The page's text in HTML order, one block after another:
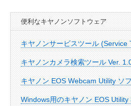
便利なキヤノンソフトウェア
キヤノンサービスツール (Service
キヤノンカメラ検索ツール Ver.
キヤノン EOS Webcam Utility ソ
Windows用のキヤノン EOS Utility